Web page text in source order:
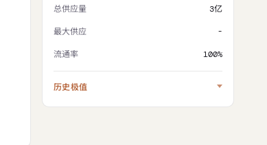
总供应量 3亿
最大供应 -
流通率 100%
历史极值